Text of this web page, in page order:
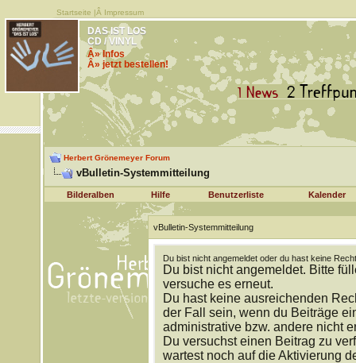
Startseite |Â Impressum
DAS IST LOS
CD / VINYL
Â» Infos
Â» jetzt bestellen!
Herbert Grönemeyer Forum
vBulletin-Systemmitteilung
Bilderalben Hilfe Benutzerliste Kalender
vBulletin-Systemmitteilung
Du bist nicht angemeldet oder du hast keine
Du bist nicht angemeldet. Bitte
versuche es erneut.
Du hast keine ausreichenden
der Fall sein, wenn du Beiträge
administrative bzw. andere nicht
Du versuchst einen Beitrag zu
wartest noch auf die Aktivierung